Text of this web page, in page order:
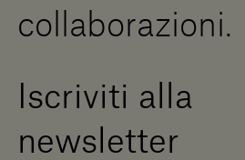
collaborazioni.
Iscriviti alla
newsletter